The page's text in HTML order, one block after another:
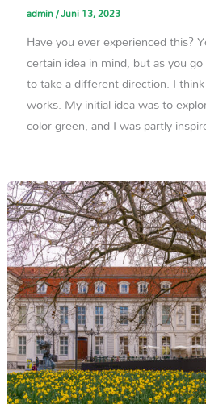
admin/Juni 13, 2023
Have you ever experienced this?
certain idea in mind, but as you
to take a different direction. I
works. My initial idea was to
color green, and I was partly